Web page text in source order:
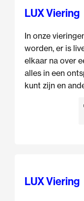
LUX Viering
In onze
worden, er is
elkaar na over
alles in een
kunt zijn en
LUX Viering